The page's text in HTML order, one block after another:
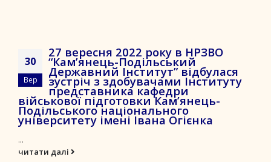
30
Вер
27 вересня 2022 року в НРЗВО
“Кам’янець-Подільський
Державний Інститут” відбулася
зустріч з здобувачами Інституту
представника кафедри
військової підготовки Кам’янець-
Подільського національного
університету імені Івана Огієнка
...
читати далі